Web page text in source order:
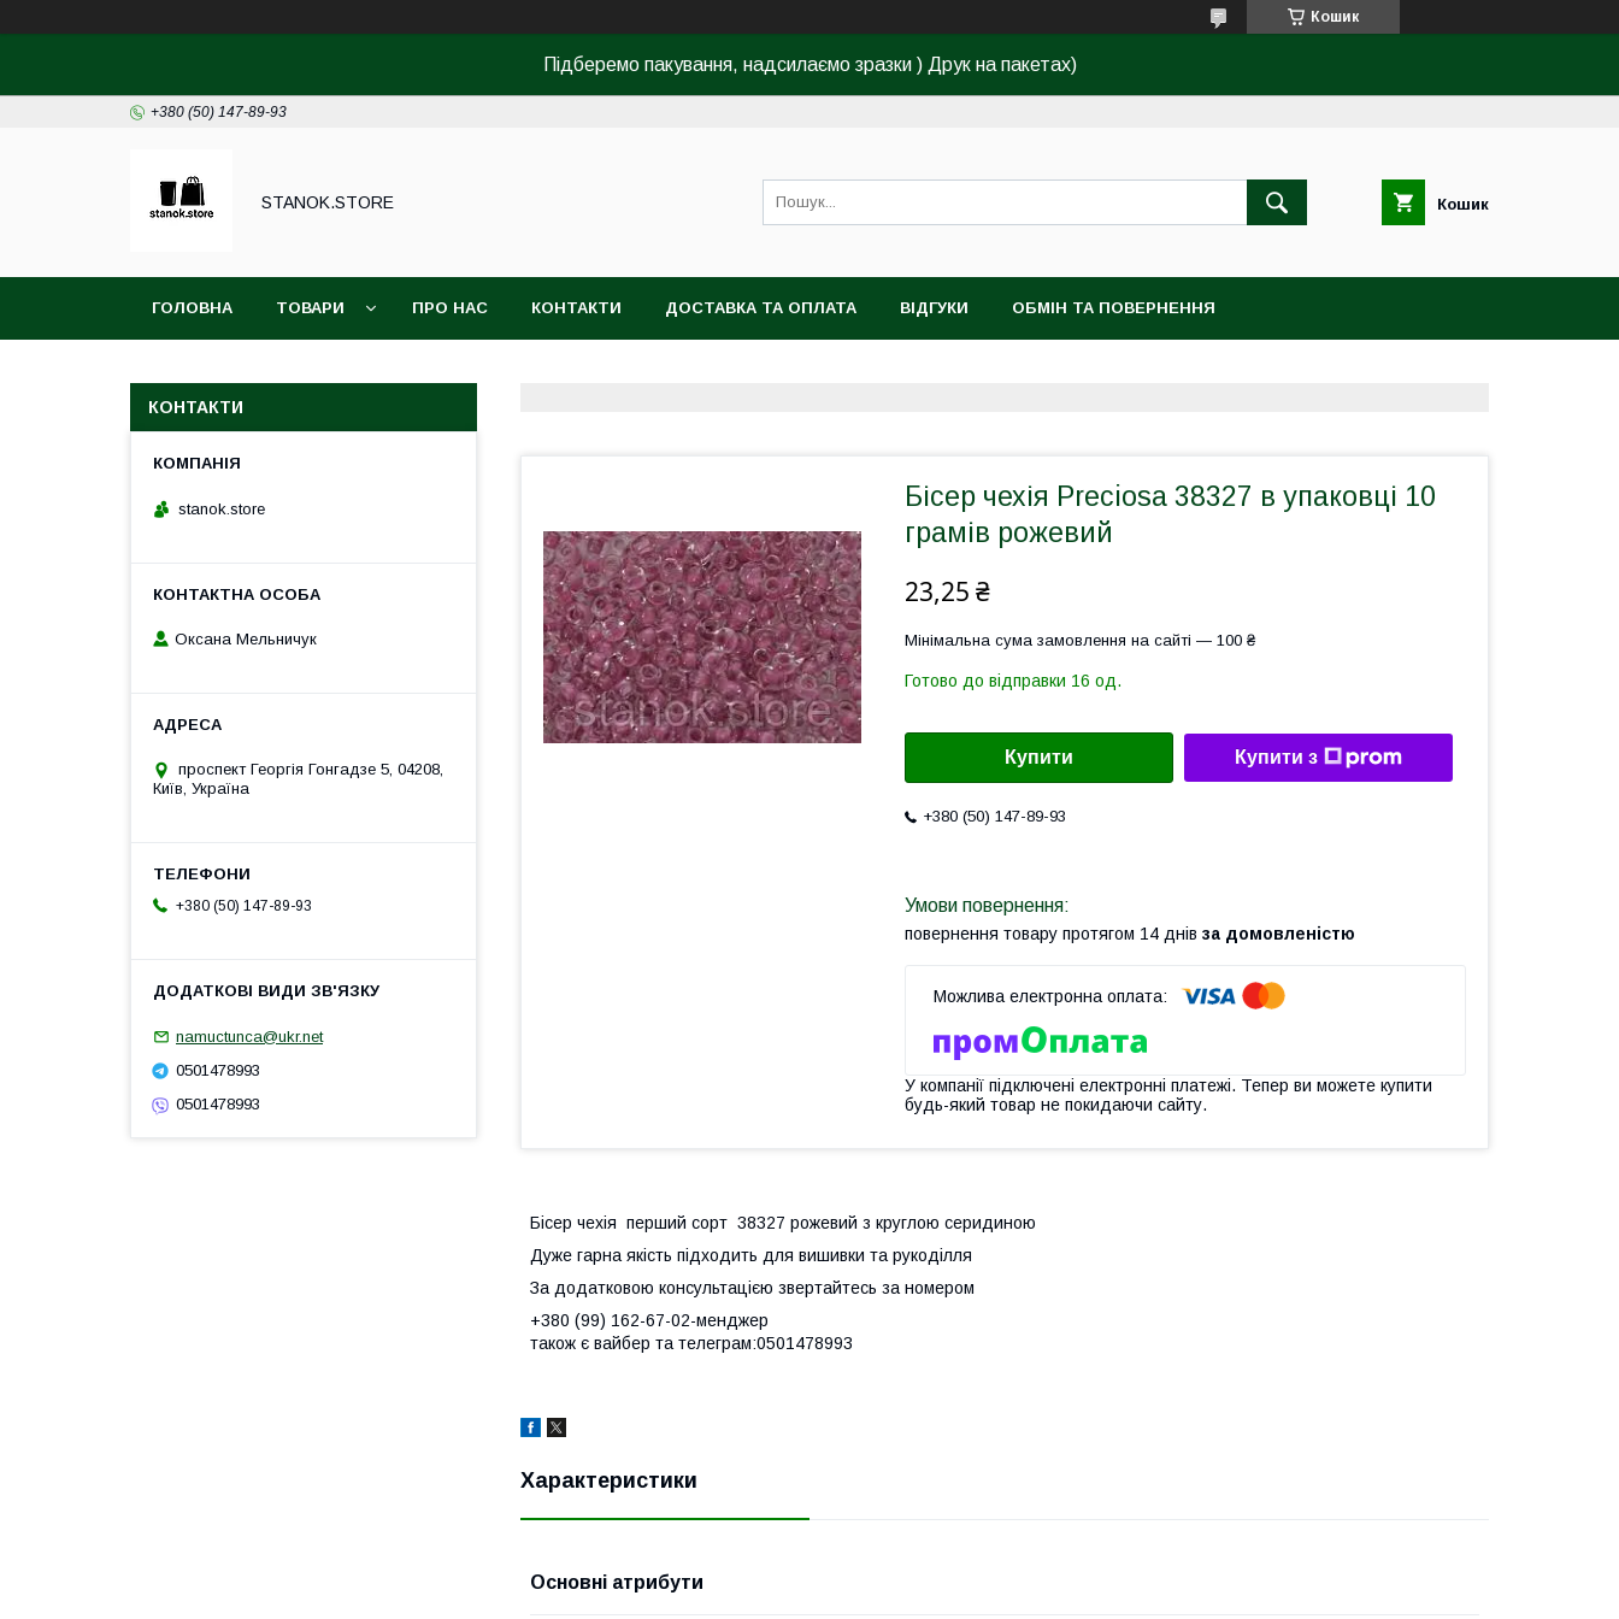
Кошик
Підберемо пакування, надсилаємо зразки ) Друк на пакетах)
+380 (50) 147-89-93
STANOK.STORE Кошик
ГОЛОВНА ТОВАРИ ПРО НАС КОНТАКТИ ДОСТАВКА ТА ОПЛАТА ВІДГУКИ ОБМІН ТА ПОВЕРНЕННЯ
Бісер чехія Preciosa 38327 в упаковці 10
грамів рожевий
23,25 ₴
Мінімальна сума замовлення на сайті — 100 ₴
Готово до відправки 16 од.
Купити Купити з
+380 (50) 147-89-93
повернення товару протягом 14 днів за домовленістю
У компанії підключені електронні платежі. Тепер ви можете купити
будь-який товар не покидаючи сайту.
Бісер чехія перший сорт 38327 рожевий з круглою серидиною
Дуже гарна якість підходить для вишивки та рукоділля
За додатковою консультацією звертайтесь за номером
+380 (99) 162-67-02-менджер
також є вайбер та телеграм:0501478993
Характеристики
Основні атрибути
КОНТАКТИ
stanok.store
Оксана Мельничук
проспект Георгія Гонгадзе 5, 04208,
Київ, Україна
+380 (50) 147-89-93
namuctunca@ukr.net
0501478993
0501478993